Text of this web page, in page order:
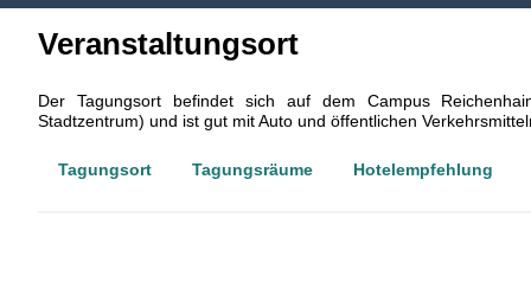
Veranstaltungsort
Der Tagungsort befindet sich auf dem Campus
Stadtzentrum) und ist gut mit Auto und öffentlichen
Tagungsort Tagungsräume Hotelempfehlung